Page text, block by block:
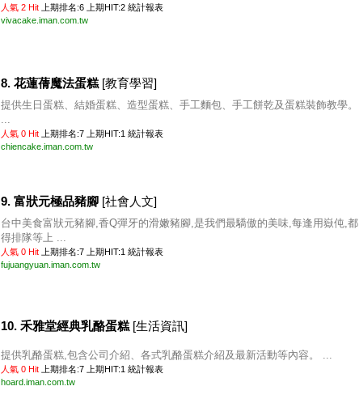
人氣 2 Hit 上期排名:6 上期HIT:2 統計報表
vivacake.iman.com.tw
8. 花蓮蒨魔法蛋糕 [教育學習]
提供生日蛋糕、結婚蛋糕、造型蛋糕、手工麵包、手工餅乾及蛋糕裝飾教學。
...
人氣 0 Hit 上期排名:7 上期HIT:1 統計報表
chiencake.iman.com.tw
9. 富狀元極品豬腳 [社會人文]
台中美食富狀元豬腳,香Q彈牙的滑嫩豬腳,是我們最驕傲的美味,每逢用嶽伅,都
得排隊等上 ...
人氣 0 Hit 上期排名:7 上期HIT:1 統計報表
fujuangyuan.iman.com.tw
10. 禾雅堂經典乳酪蛋糕 [生活資訊]
提供乳酪蛋糕,包含公司介紹、各式乳酪蛋糕介紹及最新活動等內容。 ...
人氣 0 Hit 上期排名:7 上期HIT:1 統計報表
hoard.iman.com.tw